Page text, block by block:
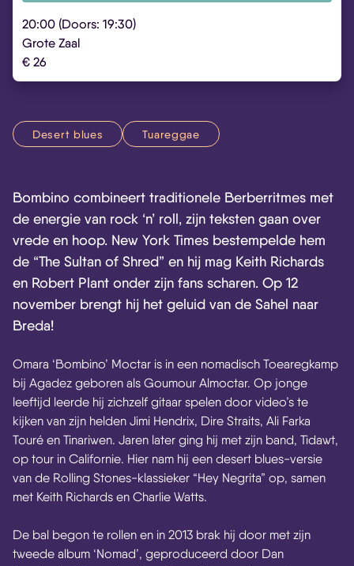
20:00 (Doors: 19:30)
Grote Zaal
€ 26
Desert blues Tuareggae
Bombino combineert traditionele Berberritmes met
de energie van rock ‘n’ roll, zijn teksten gaan over
vrede en hoop. New York Times bestempelde hem
de “The Sultan of Shred” en hij mag Keith Richards
en Robert Plant onder zijn fans scharen. Op 12
november brengt hij het geluid van de Sahel naar
Breda!
Omara ‘Bombino’ Moctar is in een nomadisch Toearegkamp
bij Agadez geboren als Goumour Almoctar. Op jonge
leeftijd leerde hij zichzelf gitaar spelen door video’s te
kijken van zijn helden Jimi Hendrix, Dire Straits, Ali Farka
Touré en Tinariwen. Jaren later ging hij met zijn band, Tidawt,
op tour in Californie. Hier nam hij een desert blues-versie
van de Rolling Stones-klassieker “Hey Negrita” op, samen
met Keith Richards en Charlie Watts.
De bal begon te rollen en in 2013 brak hij door met zijn
tweede album ‘Nomad’, geproduceerd door Dan